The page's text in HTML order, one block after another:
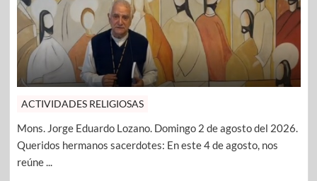
ACTIVIDADES RELIGIOSAS
Mons. Jorge Eduardo Lozano. Domingo 2 de agosto del 2026.
Queridos hermanos sacerdotes: En este 4 de agosto, nos
reúne ...